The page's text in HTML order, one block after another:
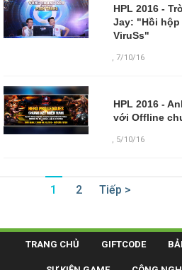
HPL 2016 -
Jay: "Hồi
ViruSs"
,7/10/16
HPL 2016 -
với Offline
, 5/10/16
1 2 Tiếp >
TRANG CHỦ GIFTCODE